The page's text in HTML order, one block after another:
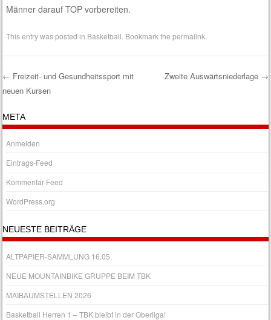
Männer darauf TOP vorbereiten.
This entry was posted in Basketball . Bookmark thepermalink
Post navigation
← Freizeit- und Gesundheitssport mit
neuen Kursen
Zweite Auswärtsniederlage →
META
Anmelden
Eintrags-Feed
Kommentar-Feed
WordPress.org
NEUESTE BEITRÄGE
ALTPAPIER-SAMMLUNG 16.05.
NEUE MOUNTAINBIKE GRUPPE BEIM TBK
MAIBAUMSTELLEN 2026
Basketball Herren 1 – TBK bleibt in der Oberliga!